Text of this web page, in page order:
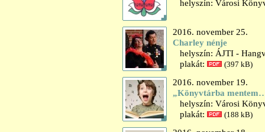
helyszín: Városi
2016. november 25.
Charley nénje
helyszín: ÁJTI -
plakát:
(397 kB)
2016. november 19.
„Könyvtárba
helyszín: Városi
plakát:
(188 kB)